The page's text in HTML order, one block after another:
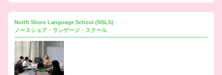
North Shore Language School (NSLS)
ノースショア・ランゲージ・スクール